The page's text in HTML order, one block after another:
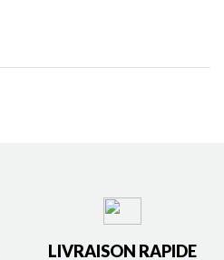
LIVRAISON RAPIDE